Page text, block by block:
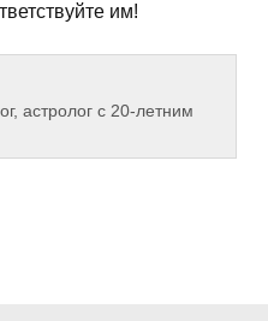
им!
астролог с 20-летним